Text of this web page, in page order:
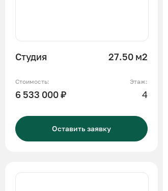
Студия 27.50 м2
Стоимость:
6 533 000 ₽
Этаж:
4
Оставить заявку